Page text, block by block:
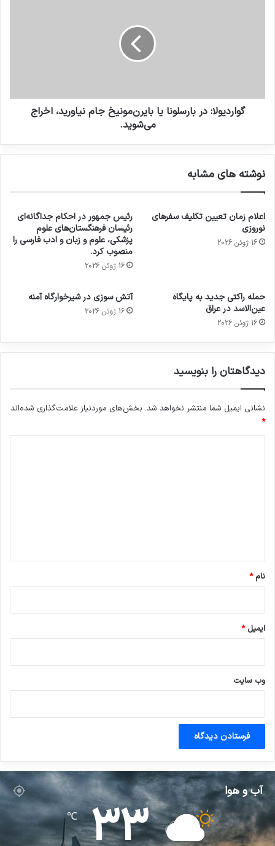
گواردیولا: در بارسلونا یا بایرن‌مونیخ جام نیاورید، اخراج
می‌شوید.
نوشته های مشابه
اعلام زمان تعیین تکلیف سفرهای
نوروزی
16 ژوئن 2026
رئیس جمهور در احکام جداگانه‌ای
رئیسان فرهنگستان‌های علوم
پزشکی، علوم و زبان و ادب فارسی را
منصوب کرد.
16 ژوئن 2026
حمله راکتی جدید به پایگاه
عین‌الاسد در عراق
16 ژوئن 2026
آتش سوزی در شیرخوارگاه آمنه
16 ژوئن 2026
دیدگاهتان را بنویسید
نشانی ایمیل شما منتشر نخواهد شد. بخش‌های موردنیاز علامت‌گذاری شده‌اند
*
نام*
ایمیل*
وب‌ سایت
آب و هوا
33
℃